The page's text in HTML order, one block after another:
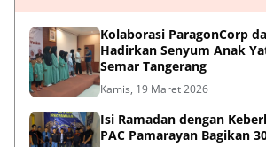
Kolaborasi ParagonCorp
Hadirkan Senyum Anak
Semar Tangerang
Kamis, 19 Maret 2026
Isi Ramadan dengan
PAC Pamarayan Bagikan